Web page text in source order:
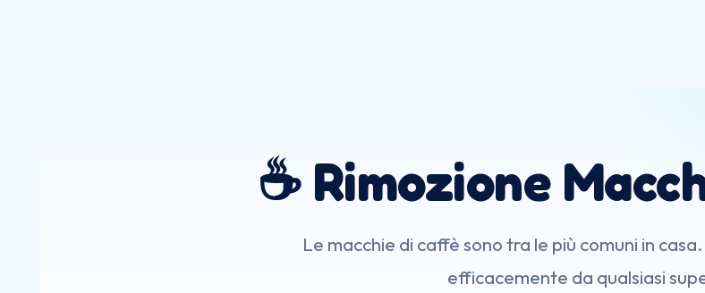
☕ Rimozione
Le macchie di caffè sono tra le più comuni in
efficacemente da qualsiasi